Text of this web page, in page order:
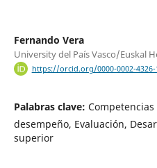
Fernando Vera
University del País Vasco/Euskal
https://orcid.org/0000-0002-4326-
Palabras clave:
desempeño, Evaluación,
superior